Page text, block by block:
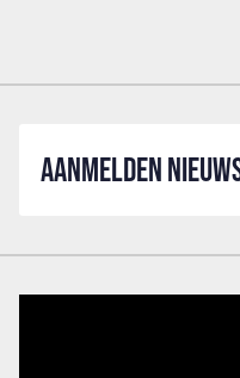
AANMELDEN